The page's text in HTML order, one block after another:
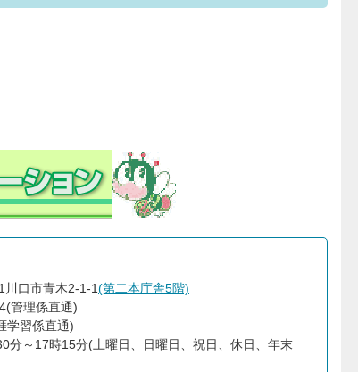
口市青木2-1-1(第二本庁舎5階)
管理係直通)
学習係直通)
分～17時15分(土曜日、日曜日、祝日、休日、年末